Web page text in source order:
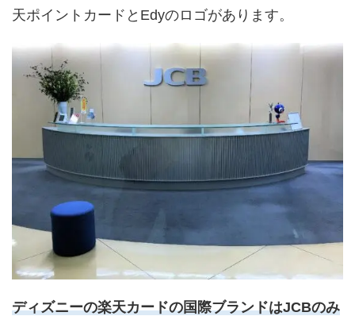
天ポイントカードとEdyのロゴがあります。
ディズニーの楽天カードの国際ブランドはJCBのみ